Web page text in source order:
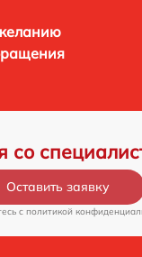
со
Оставить заявку
c политикой